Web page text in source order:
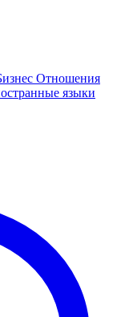
Отношения
языки